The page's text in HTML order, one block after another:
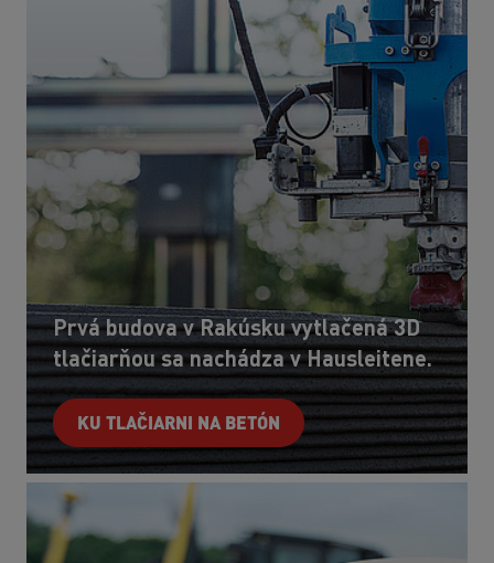
Prvá budova v Rakúsku vytlačená 3D
tlačiarňou sa nachádza v Hausleitene.
KU TLAČIARNI NA BETÓN